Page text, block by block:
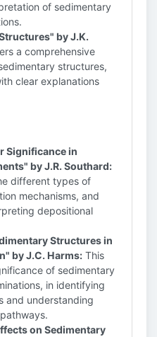
of sedimentary
by J.K.
a comprehensive
structures,
clear explanations
Significance in
by J.R. Southard:
different types of
mechanisms, and
depositional
Structures in
by J.C. Harms: This
of sedimentary
in identifying
and understanding
on Sedimentary